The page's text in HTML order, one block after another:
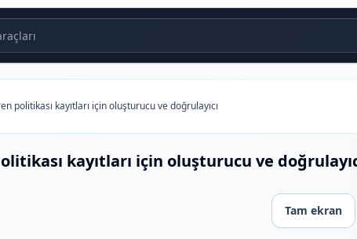
politikası kayıtları için oluşturucu ve doğrulayıcı
kayıtları için oluşturucu ve
Tam ekran